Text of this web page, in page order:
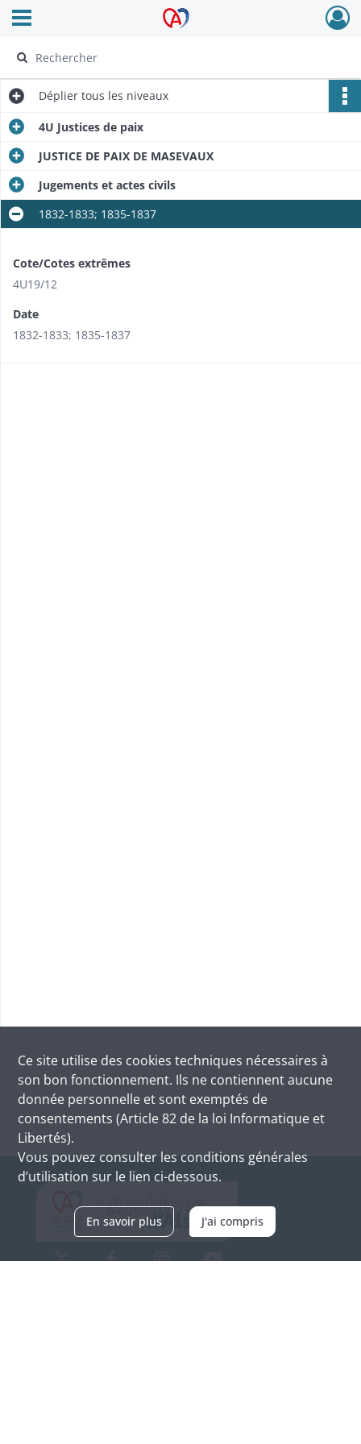
Archives Alsace - Colmar
Ouvrir le menu déroulant
Déplier tous les niveaux
4U Justices de paix
JUSTICE DE PAIX DE MASEVAUX
Jugements et actes civils
1832-1833; 1835-1837
Cote/Cotes extrêmes
4U19/12
Date
1832-1833; 1835-1837
Ce site utilise des cookies techniques nécessaires à
son bon fonctionnement. Ils ne contiennent aucune
donnée personnelle et sont exemptés de
consentements (Article 82 de la loi Informatique et
Libertés).
Vous pouvez consulter les conditions générales
d’utilisation sur le lien ci-dessous.
En savoir plus J'ai compris